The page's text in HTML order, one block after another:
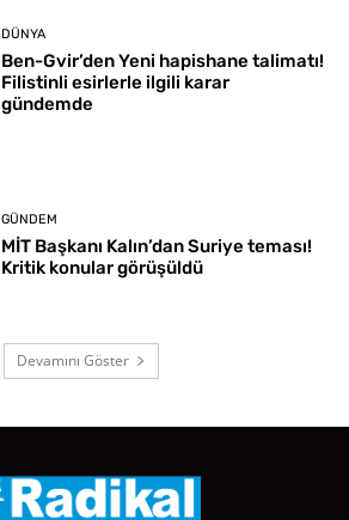
DÜNYA
Ben-Gvir’den Yeni hapishane talimatı!
Filistinli esirlerle ilgili karar
gündemde
GÜNDEM
MİT Başkanı Kalın’dan Suriye teması!
Kritik konular görüşüldü
Devamını Göster